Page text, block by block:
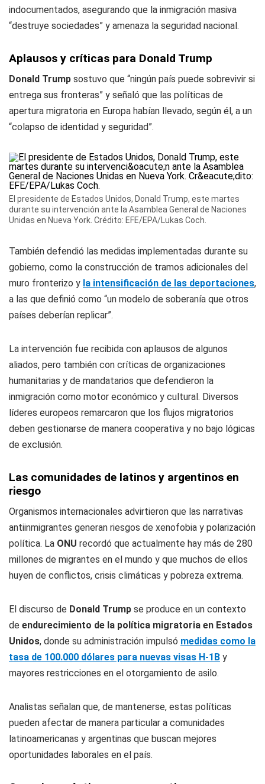
indocumentados, asegurando que la inmigración masiva
“destruye sociedades” y amenaza la seguridad nacional.
Aplausos y críticas para Donald Trump
Donald Trump sostuvo que “ningún país puede sobrevivir si
entrega sus fronteras” y señaló que las políticas de
apertura migratoria en Europa habían llevado, según él, a un
“colapso de identidad y seguridad”.
El presidente de Estados Unidos, Donald Trump, este martes
durante su intervención ante la Asamblea General de Naciones
Unidas en Nueva York. Crédito: EFE/EPA/Lukas Coch.
También defendió las medidas implementadas durante su
gobierno, como la construcción de tramos adicionales del
muro fronterizo y la intensificación de las deportaciones,
a las que definió como “un modelo de soberanía que otros
países deberían replicar”.
La intervención fue recibida con aplausos de algunos
aliados, pero también con críticas de organizaciones
humanitarias y de mandatarios que defendieron la
inmigración como motor económico y cultural. Diversos
líderes europeos remarcaron que los flujos migratorios
deben gestionarse de manera cooperativa y no bajo lógicas
de exclusión.
Las comunidades de latinos y argentinos en
riesgo
Organismos internacionales advirtieron que las narrativas
antiinmigrantes generan riesgos de xenofobia y polarización
política. La ONU recordó que actualmente hay más de 280
millones de migrantes en el mundo y que muchos de ellos
huyen de conflictos, crisis climáticas y pobreza extrema.
El discurso de Donald Trump se produce en un contexto
de endurecimiento de la política migratoria en Estados
Unidos, donde su administración impulsó medidas como la
tasa de 100.000 dólares para nuevas visas H-1B y
mayores restricciones en el otorgamiento de asilo.
Analistas señalan que, de mantenerse, estas políticas
pueden afectar de manera particular a comunidades
latinoamericanas y argentinas que buscan mejores
oportunidades laborales en el país.